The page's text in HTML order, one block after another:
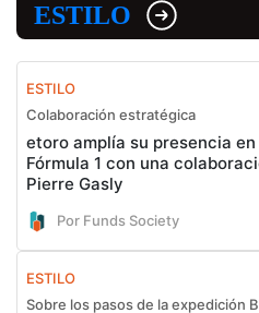
ESTILO
ESTILO
Colaboración estratégica
etoro amplía su presencia en
Fórmula 1 con una
Pierre Gasly
Por Funds Society
ESTILO
Sobre los pasos de la expedición